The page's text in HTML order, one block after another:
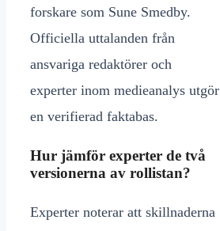
forskare som Sune Smedby.
Officiella uttalanden från
ansvariga redaktörer och
experter inom medieanalys utgör
en verifierad faktabas.
Hur jämför experter de två
versionerna av rollistan?
Experter noterar att skillnaderna